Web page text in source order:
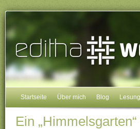
Startseite Über mich Blog
Ein